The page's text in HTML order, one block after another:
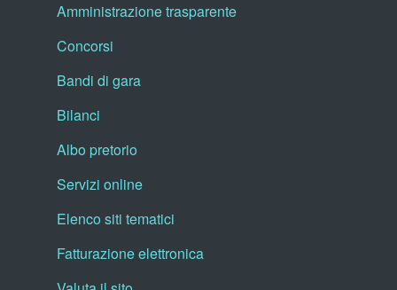
Amministrazione trasparente
Concorsi
Bandi di gara
Bilanci
Albo pretorio
Servizi online
Elenco siti tematici
Fatturazione elettronica